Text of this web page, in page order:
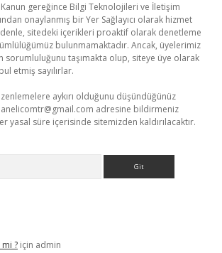
Kanun gereğince Bilgi Teknolojileri ve İletişim
onaylanmış bir Yer Sağlayıcı olarak hizmet
sitedeki içerikleri proaktif olarak denetleme
bulunmamaktadır. Ancak, üyelerimiz
sorumluluğunu taşımakta olup, siteye üye olarak
etmiş sayılırlar.
aykırı olduğunu düşündüğünüz
adresine bildirmeniz
yasal süre içerisinde sitemizden kaldırılacaktır.
? için admin